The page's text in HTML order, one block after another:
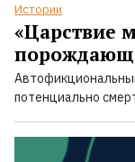
Истории
«Царствие
потенциально